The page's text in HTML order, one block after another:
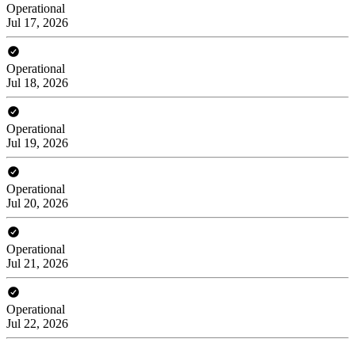
Operational
Jul 17, 2026
Operational
Jul 18, 2026
Operational
Jul 19, 2026
Operational
Jul 20, 2026
Operational
Jul 21, 2026
Operational
Jul 22, 2026